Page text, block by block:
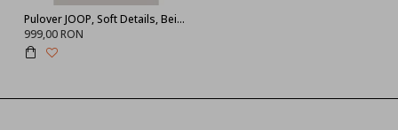
Pulover JOOP, Soft Details, Beige
999,00 RON